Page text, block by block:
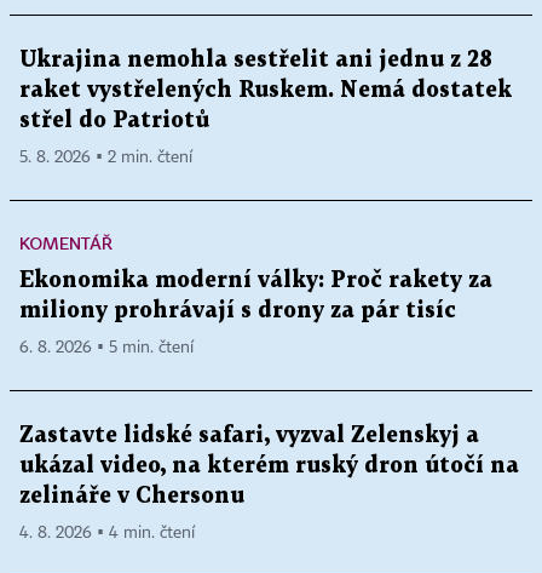
Ukrajina nemohla sestřelit ani jednu z 28
raket vystřelených Ruskem. Nemá dostatek
střel do Patriotů
5. 8. 2026 ▪ 2 min. čtení
KOMENTÁŘ
Ekonomika moderní války: Proč rakety za
miliony prohrávají s drony za pár tisíc
6. 8. 2026 ▪ 5 min. čtení
Zastavte lidské safari, vyzval Zelenskyj a
ukázal video, na kterém ruský dron útočí na
zelináře v Chersonu
4. 8. 2026 ▪ 4 min. čtení